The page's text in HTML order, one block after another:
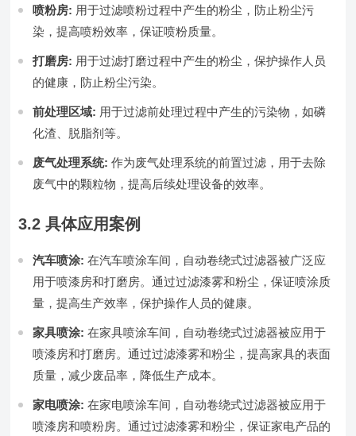
喷粉房: 用于过滤喷粉过程中产生的粉尘，防止粉尘污
染，提高喷粉效率，保证喷粉质量。
打磨房: 用于过滤打磨过程中产生的粉尘，保护操作人员
的健康，防止粉尘污染。
前处理区域: 用于过滤前处理过程中产生的污染物，如磷
化渣、脱脂剂等。
废气处理系统: 作为废气处理系统的前置过滤，用于去除
废气中的颗粒物，提高后续处理设备的效率。
3.2 具体应用案例
汽车喷涂: 在汽车喷涂车间，自动卷绕式过滤器被广泛应
用于喷漆房和打磨房。通过过滤漆雾和粉尘，保证喷涂质
量，提高生产效率，保护操作人员的健康。
家具喷涂: 在家具喷涂车间，自动卷绕式过滤器被应用于
喷漆房和打磨房。通过过滤漆雾和粉尘，提高家具的表面
质量，减少废品率，降低生产成本。
家电喷涂: 在家电喷涂车间，自动卷绕式过滤器被应用于
喷漆房和喷粉房。通过过滤漆雾和粉尘，保证家电产品的